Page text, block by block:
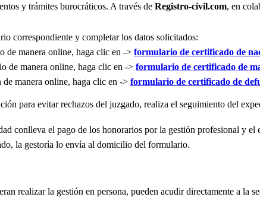
y trámites burocráticos. A través de Registro-civil.com, en
correspondiente y completar los datos solicitados:
de manera online, haga clic en -> formulario de certificado de
de manera online, haga clic en -> formulario de certificado de
manera online, haga clic en -> formulario de certificado de
para evitar rechazos del juzgado, realiza el seguimiento del
conlleva el pago de los honorarios por la gestión profesional y el
la gestoría lo envía al domicilio del formulario.
realizar la gestión en persona, pueden acudir directamente a la